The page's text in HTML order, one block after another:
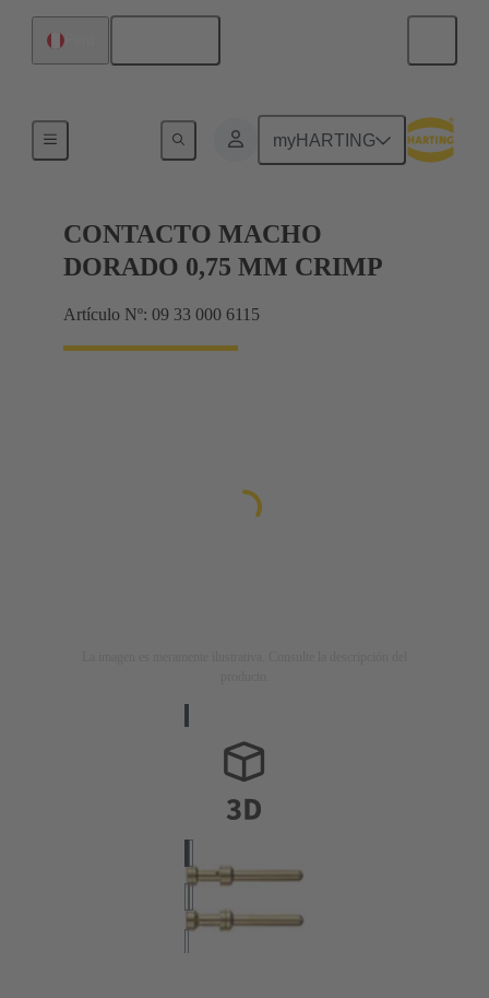
myHARTING
CONTACTO MACHO
DORADO 0,75 MM CRIMP
Artículo Nº: 09 33 000 6115